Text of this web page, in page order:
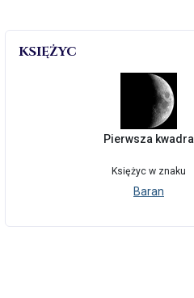
KSIĘŻYC
Pierwsza kwadra
Księżyc w znaku
Baran